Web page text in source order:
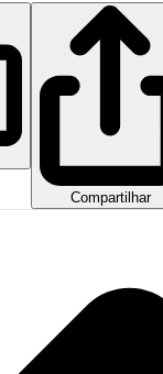
Compartilhar